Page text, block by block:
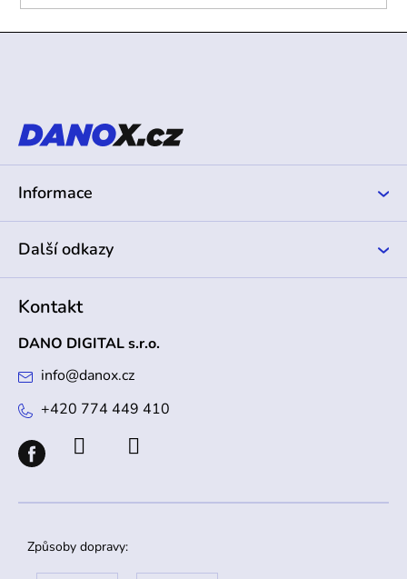
t
Informace
Další odkazy
Kontakt
DANO DIGITAL s.r.o.
info@danox.cz
+420 774 449 410
Způsoby dopravy: